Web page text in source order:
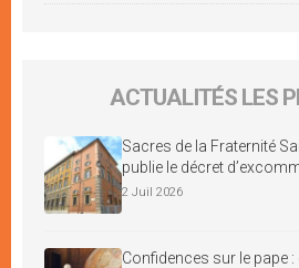
ACTUALITÉS LES
Sacres de la Fraternité
publie le décret
2 Juil 2026
Confidences sur le pape :